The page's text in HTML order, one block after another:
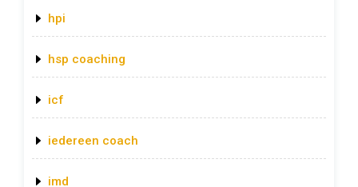
hpi
hsp coaching
icf
iedereen coach
imd